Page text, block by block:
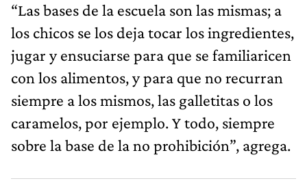
“Las bases de la escuela son las mismas; a
los chicos se los deja tocar los ingredientes,
jugar y ensuciarse para que se familiaricen
con los alimentos, y para que no recurran
siempre a los mismos, las galletitas o los
caramelos, por ejemplo. Y todo, siempre
sobre la base de la no prohibición”, agrega.